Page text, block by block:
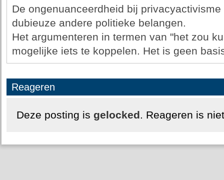
De ongenuanceerdheid bij
dubieuze andere politieke belangen.
Het argumenteren in termen van "het zou
mogelijke iets te koppelen. Het is geen
Reageren
Deze posting is gelocked. Reageren is